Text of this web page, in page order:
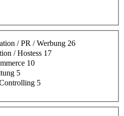
/ PR / Werbung 26
/ Hostess 17
10
5
5